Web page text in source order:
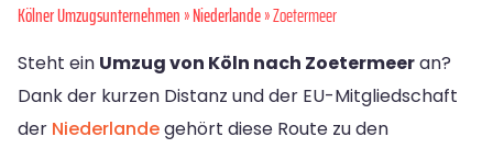
Kölner Umzugsunternehmen»Niederlande» Zoetermeer
Steht ein Umzug von Köln nach Zoetermeeran?
Dank der kurzen Distanz und der EU-Mitgliedschaft
der Niederlandegehört diese Route zu den